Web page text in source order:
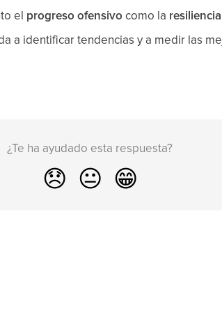
el progreso ofensivo como la
a identificar tendencias y a medir las
¿Te ha ayudado esta respuesta?
😞 😐 😁